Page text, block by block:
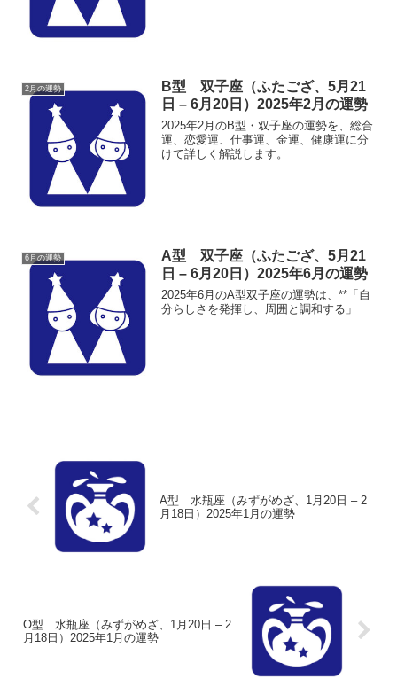
2月の運勢
B型 双子座（ふたござ、5月21
日 – 6月20日）2025年2月の運勢
2025年2月のB型・双子座の運勢を、総合
運、恋愛運、仕事運、金運、健康運に分
けて詳しく解説します。
6月の運勢
A型 双子座（ふたござ、5月21
日 – 6月20日）2025年6月の運勢
2025年6月のA型双子座の運勢は、**「自
分らしさを発揮し、周囲と調和する」
A型 水瓶座（みずがめざ、1月20日 – 2
月18日）2025年1月の運勢
O型 水瓶座（みずがめざ、1月20日 – 2
月18日）2025年1月の運勢